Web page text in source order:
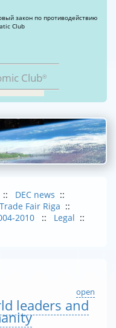
закон по противодействию
49258 Diplomatic Club
Club®
:: DEC news ::
Trade Fair Riga ::
2010 :: Legal ::
open
leaders and